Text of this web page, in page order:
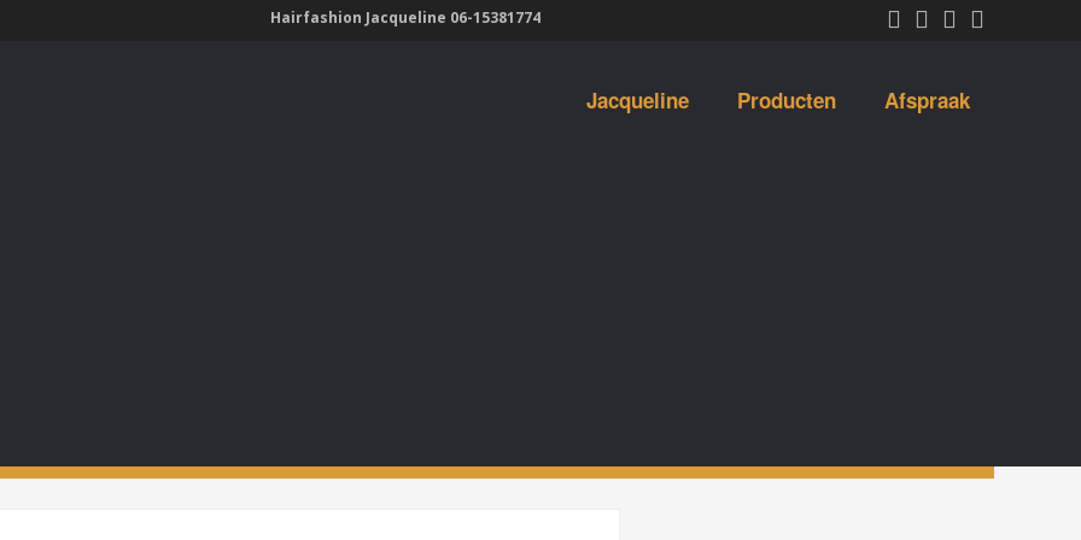
Hairfashion Jacqueline 06-15381774
Jacqueline Producten Afspraak